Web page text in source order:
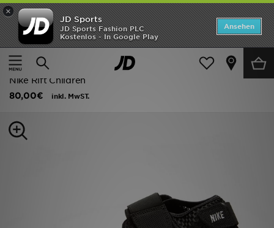
×
JD Sports
JD Sports Fashion PLC
Kostenlos - In Google Play
Ansehen
Startseite
Kinder
Kleinkinderschuhe (Gr. 28-35)
Nike Rift Children
80,00€
inkl. MwST.
Startseite
ANGEBOTE
Marken
Herren